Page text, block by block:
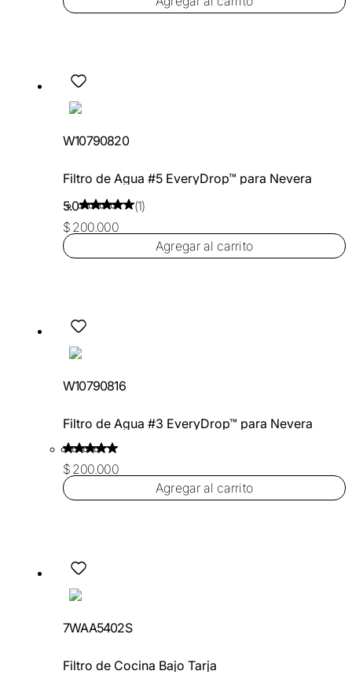
W10790820
Filtro de Agua #5 EveryDrop™ para Nevera
5.0
(1)
$ 200.000
Agregar al carrito
W10790816
Filtro de Agua #3 EveryDrop™ para Nevera
$ 200.000
Agregar al carrito
7WAA5402S
Filtro de Cocina Bajo Tarja